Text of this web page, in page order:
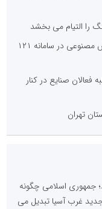
را التیام می بخشد
رونمایی از پاسخگویی هوشمند مبتنی بر هوش مصنوعی در سامانه ۱۲۱
فعالان صنایع در کنار
جمهوری اسلامی چگونه
جدید غرب آسیا تبدیل می